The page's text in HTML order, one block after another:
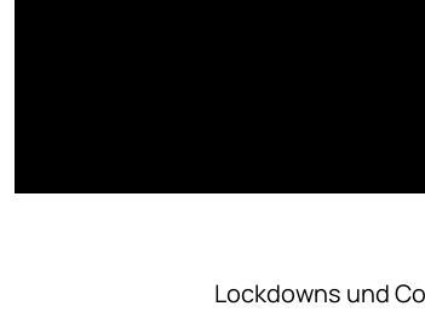
Lockdowns und